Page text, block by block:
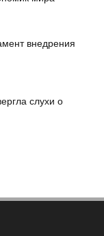
внедрения
слухи о